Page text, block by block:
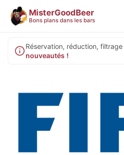
MisterGoodBeer
Bons plans dans les bars
Réservation, réduction, filtrage
nouveautés !